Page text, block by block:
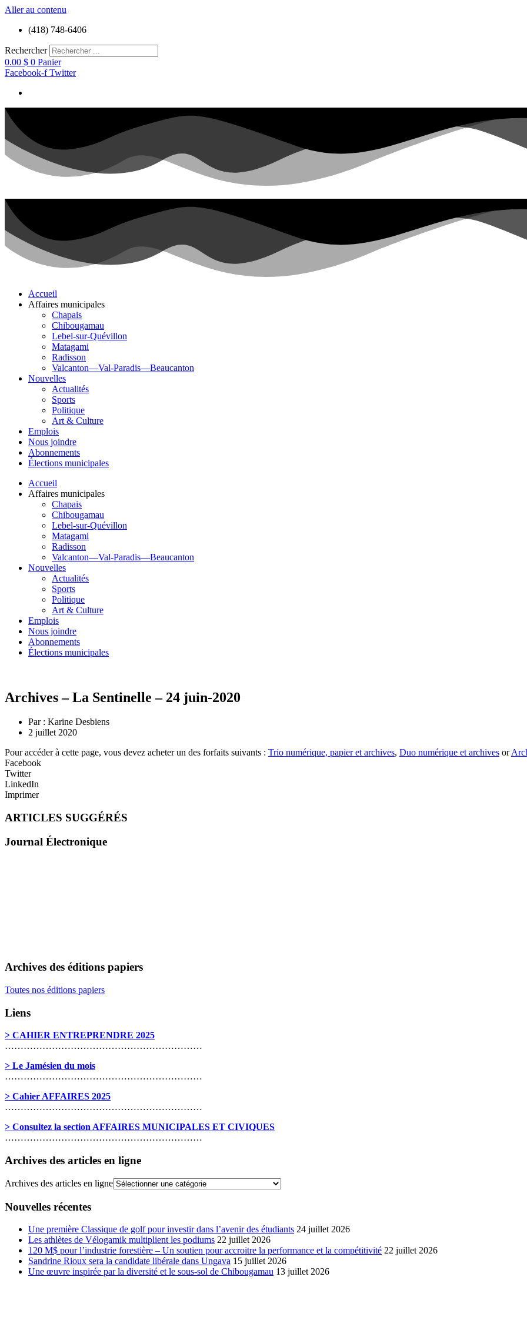
Aller au contenu
(418) 748-6406
Rechercher
0.00 $ 0 Panier
Facebook-f Twitter
Accueil
Affaires municipales
Chapais
Chibougamau
Lebel-sur-Quévillon
Matagami
Radisson
Valcanton—Val-Paradis—Beaucanton
Nouvelles
Actualités
Sports
Politique
Art & Culture
Emplois
Nous joindre
Abonnements
Élections municipales
Accueil
Affaires municipales
Chapais
Chibougamau
Lebel-sur-Quévillon
Matagami
Radisson
Valcanton—Val-Paradis—Beaucanton
Nouvelles
Actualités
Sports
Politique
Art & Culture
Emplois
Nous joindre
Abonnements
Élections municipales
Archives – La Sentinelle – 24 juin-2020
Par : Karine Desbiens
2 juillet 2020
Pour accéder à cette page, vous devez acheter un des forfaits suivants : Trio numérique, papier et archives, Duo numérique et archives or
Facebook
Twitter
LinkedIn
Imprimer
ARTICLES SUGGÉRÉS
Journal Électronique
Archives des éditions papiers
Toutes nos éditions papiers
Liens
> CAHIER ENTREPRENDRE 2025
………………………………………………………
> Le Jamésien du mois
………………………………………………………
> Cahier AFFAIRES 2025
………………………………………………………
> Consultez la section AFFAIRES MUNICIPALES ET CIVIQUES
………………………………………………………
Archives des articles en ligne
Archives des articles en ligne
Nouvelles récentes
Une première Classique de golf pour investir dans l’avenir des étudiants 24 juillet 2026
Les athlètes de Vélogamik multiplient les podiums 22 juillet 2026
120 M$ pour l’industrie forestière – Un soutien pour accroitre la performance et la compétitivité 22 juillet 2026
Sandrine Rioux sera la candidate libérale dans Ungava 15 juillet 2026
Une œuvre inspirée par la diversité et le sous-sol de Chibougamau 13 juillet 2026